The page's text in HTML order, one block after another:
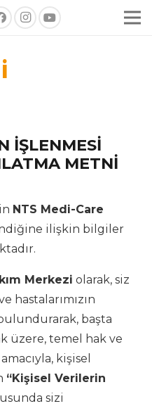
İŞLENMESİ
METNİ
NTS Medi-Care
ilişkin bilgiler
Merkezi olarak, siz
hastalarımızın
başta
üzere, temel hak ve
kişisel
“Kişisel Verilerin
sizi